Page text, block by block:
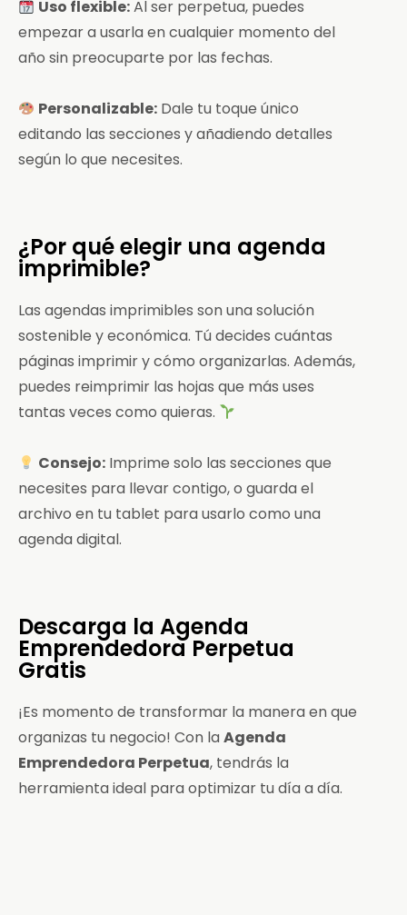
Uso flexible:Al ser perpetua, puedes
empezar a usarla en cualquier momento del
año sin preocuparte por las fechas.
Personalizable: Dale tu toque único
editando las secciones y añadiendo detalles
según lo que necesites.
¿Por qué elegir una agenda
imprimible?
Las agendas imprimibles son una solución
sostenible y económica. Tú decides cuántas
páginas imprimir y cómo organizarlas. Además,
puedes reimprimir las hojas que más uses
tantas veces como quieras.
Consejo: Imprime solo las secciones que
necesites para llevar contigo, o guarda el
archivo en tu tablet para usarlo como una
agenda digital.
Descarga la Agenda
Emprendedora Perpetua
Gratis
¡Es momento de transformar la manera en que
organizas tu negocio! Con la Agenda
Emprendedora Perpetua, tendrás la
herramienta ideal para optimizar tu día a día.